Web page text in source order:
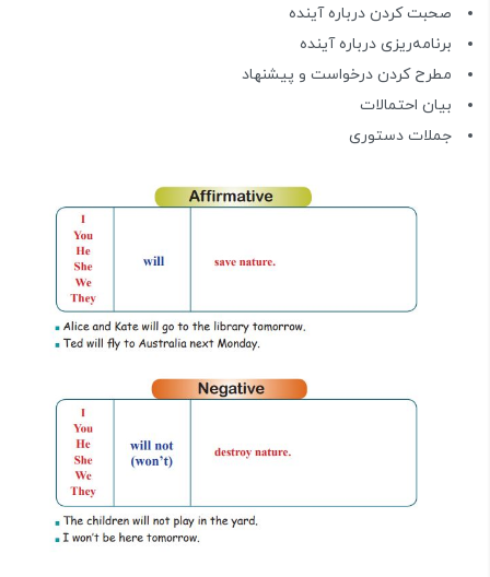
صحبت کردن درباره آینده
برنامه‌ریزی درباره آینده
مطرح کردن درخواست و پیشنهاد
بیان احتمالات
جملات دستوری